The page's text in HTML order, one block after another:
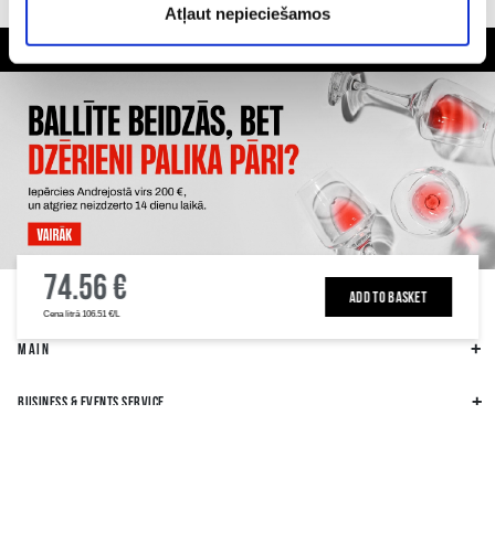
Atļaut nepieciešamos
74.56 €
Cena litrā 106.51 €/L
ADD TO BASKET
The widest selection of drinks
ALKOHOLA LIETOŠANAI IR NEGATĪVA IETEKME, TĀ PĀRDOŠANA, IEGĀDĀŠANĀS
UN NODOŠANA NEPILNGADĪGĀM PERSONĀM IR AIZLIEGTA
MAIN
BUSINESS & EVENTS SERVICE